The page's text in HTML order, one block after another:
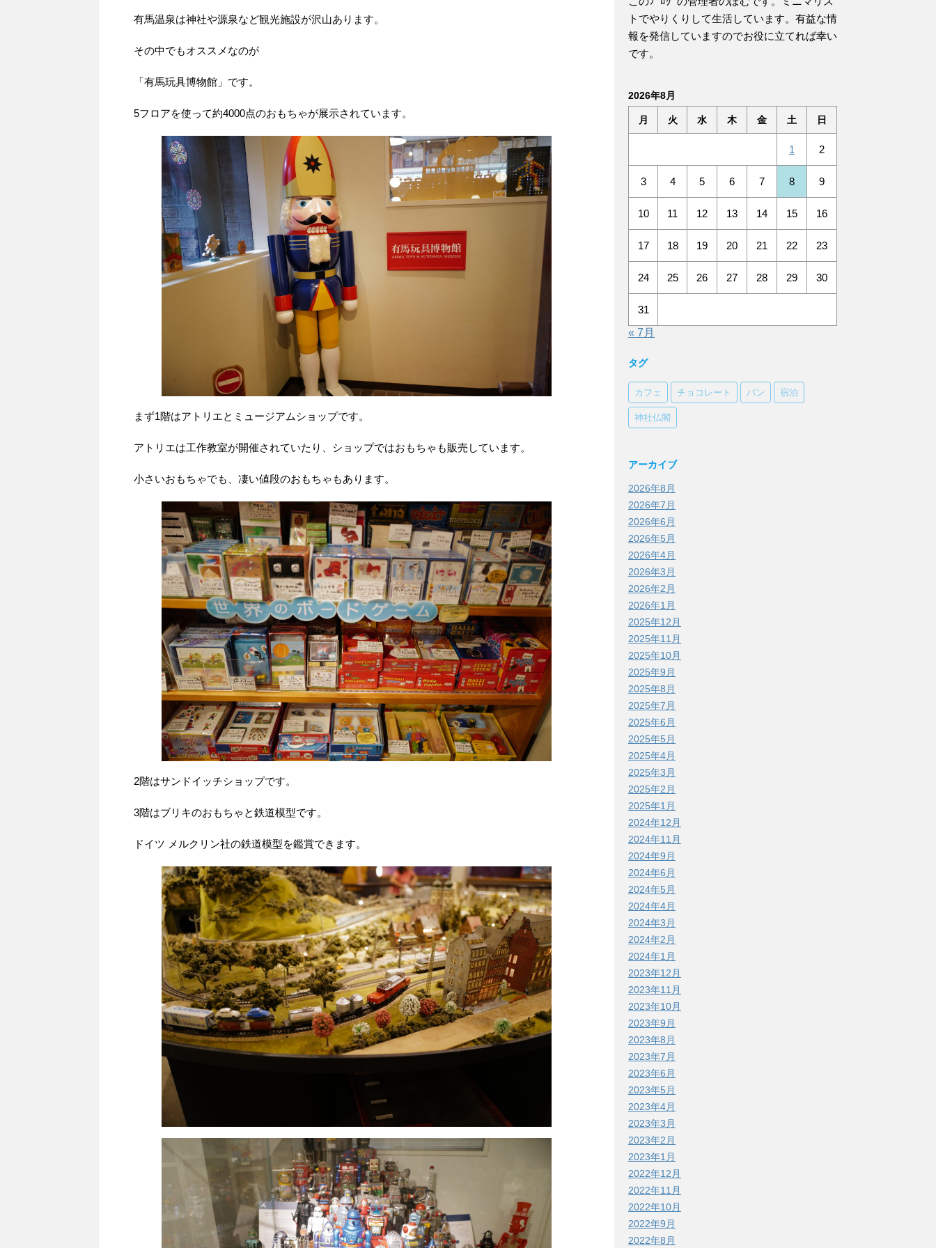
有馬温泉は神社や源泉など観光施設が沢山あります。
その中でもオススメなのが
「有馬玩具博物館」です。
5フロアを使って約4000点のおもちゃが展示されています。
まず1階はアトリエとミュージアムショップです。
アトリエは工作教室が開催されていたり、ショップではおもちゃも販売しています。
小さいおもちゃでも、凄い値段のおもちゃもあります。
2階はサンドイッチショップです。
3階はブリキのおもちゃと鉄道模型です。
ドイツ メルクリン社の鉄道模型を鑑賞できます。
トでやりくりして生活しています。有益な情
報を発信していますのでお役に立てれば幸い
です。
2026年8月
月 火 水 木 金 土 日
1 2
3 4 5 6 7 8 9
10 11 12 13 14 15 16
17 18 19 20 21 22 23
24 25 26 27 28 29 30
31
« 7月
タグ
カフェ チョコレート パン 宿泊
神社仏閣
アーカイブ
2026年8月
2026年7月
2026年6月
2026年5月
2026年4月
2026年3月
2026年2月
2026年1月
2025年12月
2025年11月
2025年10月
2025年9月
2025年8月
2025年7月
2025年6月
2025年5月
2025年4月
2025年3月
2025年2月
2025年1月
2024年12月
2024年11月
2024年9月
2024年6月
2024年5月
2024年4月
2024年3月
2024年2月
2024年1月
2023年12月
2023年11月
2023年10月
2023年9月
2023年8月
2023年7月
2023年6月
2023年5月
2023年4月
2023年3月
2023年2月
2023年1月
2022年12月
2022年11月
2022年10月
2022年9月
2022年8月